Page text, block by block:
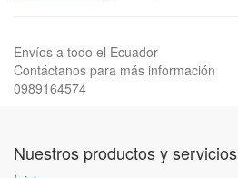
Envíos a todo el Ecuador
Contáctanos para más información
0989164574
Nuestros productos y servicios